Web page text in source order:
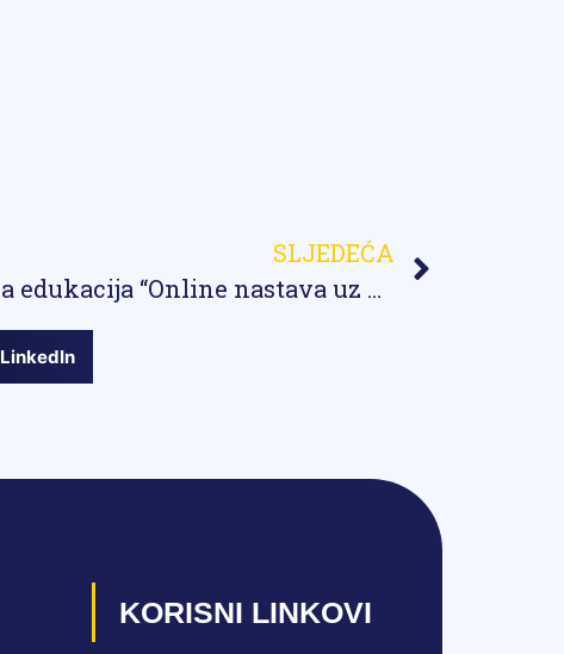
SLJEDEĆA
Uspješno realizovana edukacija “Online nastava uz MS 365” s ciljem stvaranja preduslova za online nastavu i unaprjeđenje digitalnih kompetencija nastavnog osoblja u Bosansko-podrinjskom kantonu Goražde
LinkedIn
KORISNI LINKOVI